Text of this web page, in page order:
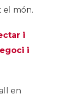
el món.
i
i
en